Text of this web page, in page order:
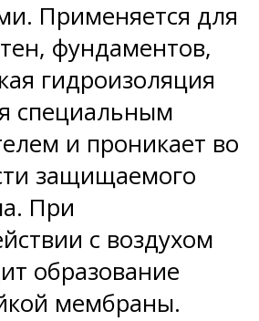
Применяется для
фундаментов,
гидроизоляция
специальным
и проникает во
защищаемого
При
с воздухом
образование
мембраны.